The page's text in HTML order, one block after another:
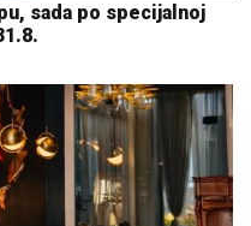
sada po specijalnoj